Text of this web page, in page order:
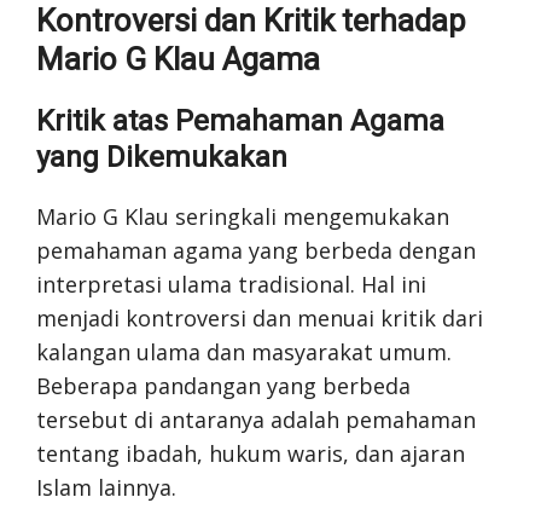
Kontroversi dan Kritik terhadap
Mario G Klau Agama
Kritik atas Pemahaman Agama
yang Dikemukakan
Mario G Klau seringkali mengemukakan
pemahaman agama yang berbeda dengan
interpretasi ulama tradisional. Hal ini
menjadi kontroversi dan menuai kritik dari
kalangan ulama dan masyarakat umum.
Beberapa pandangan yang berbeda
tersebut di antaranya adalah pemahaman
tentang ibadah, hukum waris, dan ajaran
Islam lainnya.